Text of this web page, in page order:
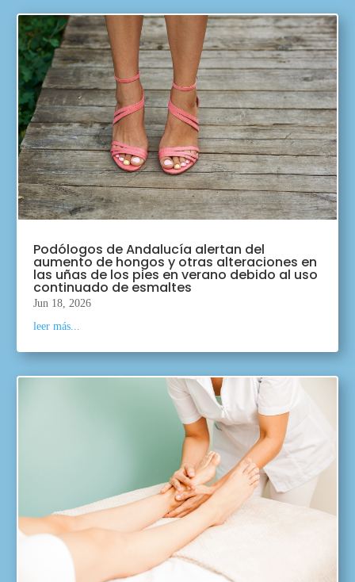
Podólogos de Andalucía alertan del
aumento de hongos y otras alteraciones en
las uñas de los pies en verano debido al uso
continuado de esmaltes
Jun 18, 2026
leer más...